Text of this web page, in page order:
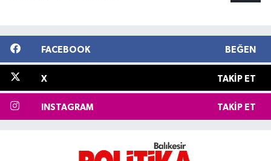
FACEBOOK BEĞEN
X TAKIP ET
INSTAGRAM TAKIP ET